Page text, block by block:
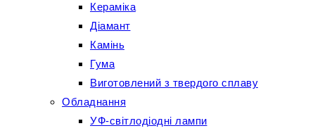
Кераміка
Діамант
Камінь
Гума
Виготовлений з твердого сплаву
Обладнання
УФ-світлодіодні лампи